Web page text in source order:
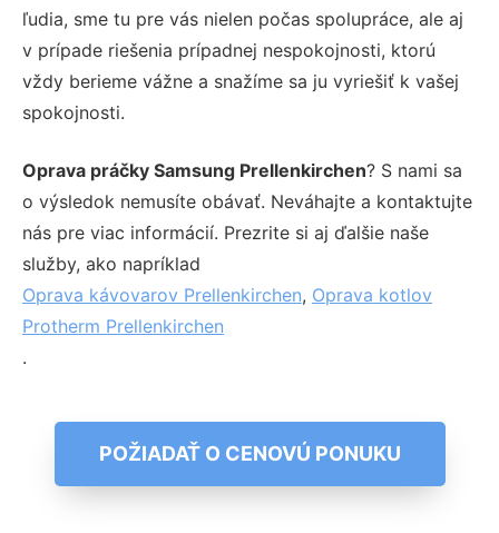
ľudia, sme tu pre vás nielen počas spolupráce, ale aj
v prípade riešenia prípadnej nespokojnosti, ktorú
vždy berieme vážne a snažíme sa ju vyriešiť k vašej
spokojnosti.
Oprava práčky Samsung Prellenkirchen? S nami sa
o výsledok nemusíte obávať. Neváhajte a kontaktujte
nás pre viac informácií. Prezrite si aj ďalšie naše
služby, ako napríklad
Oprava kávovarov Prellenkirchen, Oprava kotlov
Protherm Prellenkirchen
.
POŽIADAŤ O CENOVÚ PONUKU